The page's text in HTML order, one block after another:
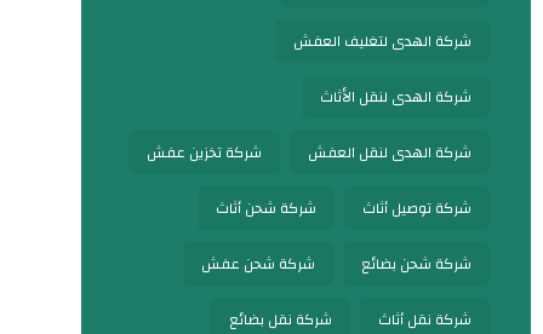
شركة الهدى لتغليف العفش
شركة الهدى لنقل الأثاث
شركة الهدى لنقل العفش شركة تخزين عفش
شركة توصيل أثاث شركة شحن أثاث
شركة شحن بضائع شركة شحن عفش
شركة نقل أثاث شركة نقل بضائع